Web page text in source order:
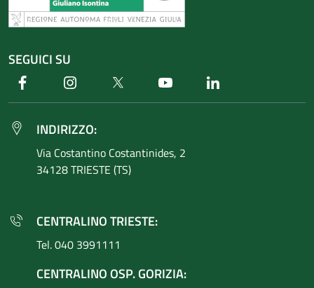
SEGUICI SU
Facebook Instagram Twitter Youtube
INDIRIZZO:
Via Costantino Costantinides, 2
34128 TRIESTE (TS)
CENTRALINO TRIESTE:
Tel. 040 3991111
CENTRALINO OSP. GORIZIA: